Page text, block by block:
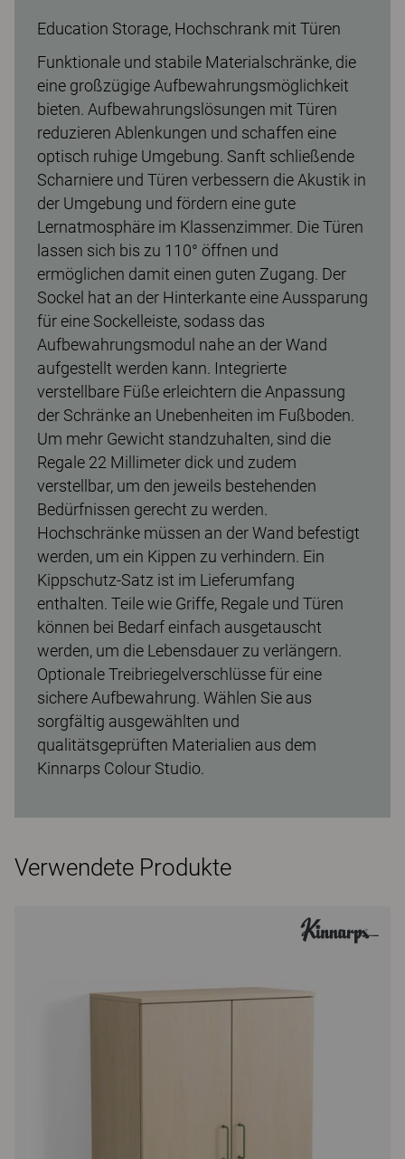
Education Storage, Hochschrank mit Türen
Funktionale und stabile Materialschränke, die
eine großzügige Aufbewahrungsmöglichkeit
bieten. Aufbewahrungslösungen mit Türen
reduzieren Ablenkungen und schaffen eine
optisch ruhige Umgebung. Sanft schließende
Scharniere und Türen verbessern die Akustik in
der Umgebung und fördern eine gute
Lernatmosphäre im Klassenzimmer. Die Türen
lassen sich bis zu 110° öffnen und
ermöglichen damit einen guten Zugang. Der
Sockel hat an der Hinterkante eine Aussparung
für eine Sockelleiste, sodass das
Aufbewahrungsmodul nahe an der Wand
aufgestellt werden kann. Integrierte
verstellbare Füße erleichtern die Anpassung
der Schränke an Unebenheiten im Fußboden.
Um mehr Gewicht standzuhalten, sind die
Regale 22 Millimeter dick und zudem
verstellbar, um den jeweils bestehenden
Bedürfnissen gerecht zu werden.
Hochschränke müssen an der Wand befestigt
werden, um ein Kippen zu verhindern. Ein
Kippschutz-Satz ist im Lieferumfang
enthalten. Teile wie Griffe, Regale und Türen
können bei Bedarf einfach ausgetauscht
werden, um die Lebensdauer zu verlängern.
Optionale Treibriegelverschlüsse für eine
sichere Aufbewahrung. Wählen Sie aus
sorgfältig ausgewählten und
qualitätsgeprüften Materialien aus dem
Kinnarps Colour Studio.
Verwendete Produkte